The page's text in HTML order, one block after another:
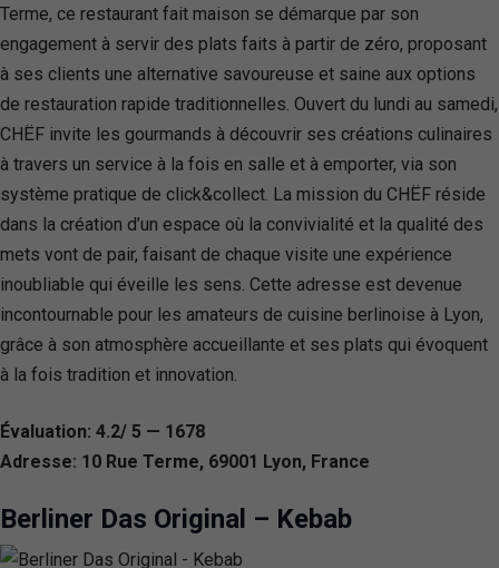
Terme, ce restaurant fait maison se démarque par son
engagement à servir des plats faits à partir de zéro, proposant
à ses clients une alternative savoureuse et saine aux options
de restauration rapide traditionnelles. Ouvert du lundi au samedi,
CHËF invite les gourmands à découvrir ses créations culinaires
à travers un service à la fois en salle et à emporter, via son
système pratique de click&collect. La mission du CHËF réside
dans la création d’un espace où la convivialité et la qualité des
mets vont de pair, faisant de chaque visite une expérience
inoubliable qui éveille les sens. Cette adresse est devenue
incontournable pour les amateurs de cuisine berlinoise à Lyon,
grâce à son atmosphère accueillante et ses plats qui évoquent
à la fois tradition et innovation.
Évaluation: 4.2/ 5 — 1678
Adresse: 10 Rue Terme, 69001 Lyon, France
Berliner Das Original – Kebab